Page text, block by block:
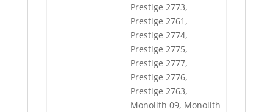
Prestige 2773,
Prestige 2761,
Prestige 2774,
Prestige 2775,
Prestige 2777,
Prestige 2776,
Prestige 2763,
Monolith 09, Monolith